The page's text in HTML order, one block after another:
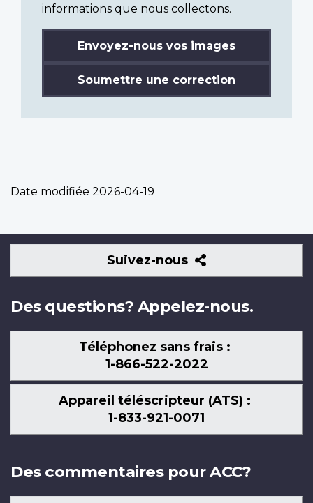
informations que nous collectons.
Envoyez-nous vos images
Soumettre une correction
Date modifiée 2026-04-19
Suivez-nous
Suivez-
nous
Des questions? Appelez-nous.
Téléphonez sans frais :
1-866-522-2022
Appareil téléscripteur (ATS) :
1-833-921-0071
Des commentaires pour ACC?